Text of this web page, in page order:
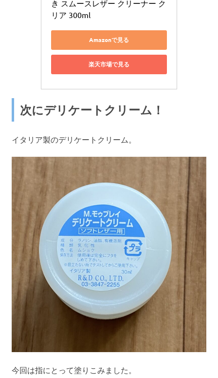
き スムースレザー クリーナー ク
リア 300ml
Amazonで見る
楽天市場で見る
次にデリケートクリーム！
イタリア製のデリケートクリーム。
今回は指にとって塗りこみました。